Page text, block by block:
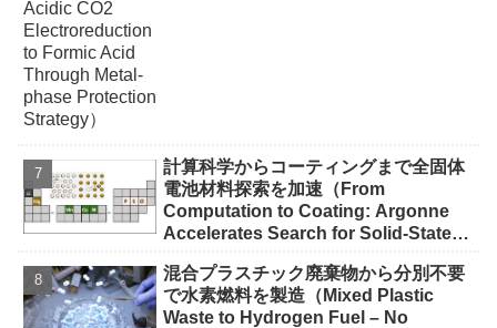
計算科学からコーティングまで全固体
電池材料探索を加速（From
Computation to Coating: Argonne
Accelerates Search for Solid-State
混合プラスチック廃棄物から分別不要
で水素燃料を製造（Mixed Plastic
Waste to Hydrogen Fuel – No